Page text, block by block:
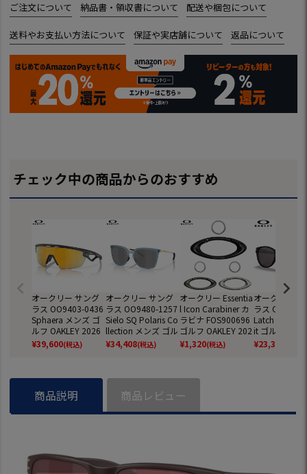
ご注文について 納品書・領収書について 配送や梱包について
送料やお支払い方法について 保証や実店舗について 返品について
チェック中の商品からのおすすめ
オークリー サング
ラス OO9403-0436
Sphaera メンズ ゴ
ルフ OAKLEY 2026
年モデル 国内正規
¥39,600(税込)
オークリー サング
ラス OO9480-1257
Sielo SQ Polaris Co
llection メンズ ゴル
フ OAKLEY 2026年
モデル 国内正規品
¥34,408(税込)
オークリー Essentia
l Icon Carabiner カ
ラビナ FOS900696
ゴルフ OAKLEY 202
5年モデル 日本正規
¥1,320(税込)
オークリー
ラス
Latch Low
it ゴルフ
025年モデル
正規品
¥23,320
商品説明 商品レビュー